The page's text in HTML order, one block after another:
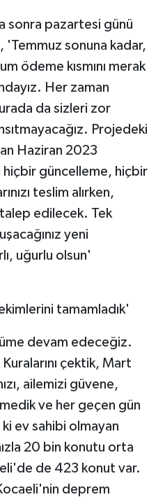
sonra pazartesi günü
'Temmuz sonuna kadar,
ödeme kısmını merak
Her zaman
da sizleri zor
Projedeki
Haziran 2023
güncelleme, hiçbir
teslim alırken,
edilecek. Tek
yeni
uğurlu olsun'
tamamladık'
devam edeceğiz.
çektik, Mart
ailemizi güvene,
ve her geçen gün
ev sahibi olmayan
20 bin konutu orta
de 423 konut var.
deprem